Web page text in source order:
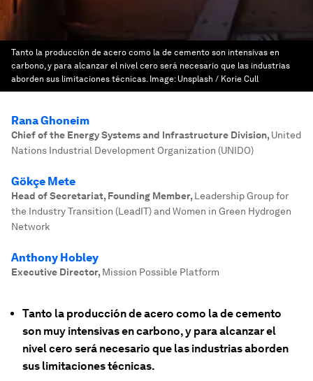
Tanto la producción de acero como la de cemento son intensivas en
carbono, y para alcanzar el nivel cero será necesario que las industrias
aborden sus limitaciones técnicas. Image: Unsplash / Korie Cull
Rana Ghoneim
Chief of the Energy Systems and Infrastructure Division, United
Nations Industrial Development Organization (UNIDO)
Gökçe Mete
Head of Secretariat, Founding Member, Leadership Group for
the Industry Transition (LeadIT) and Women in Green Hydrogen
Network
Anthony Hobley
Executive Director, Mission Possible Platform
Tanto la producción de acero como la de cemento
son muy intensivas en carbono, y para alcanzar el
nivel cero será necesario que las industrias aborden
sus limitaciones técnicas.